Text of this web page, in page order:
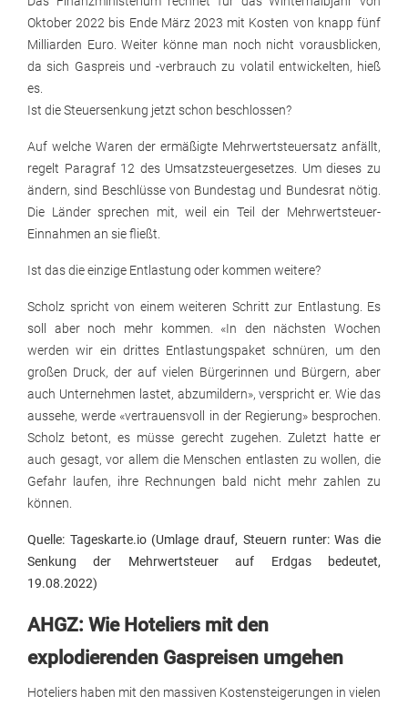
Oktober 2022 bis Ende März 2023 mit Kosten von knapp fünf
Milliarden Euro. Weiter könne man noch nicht vorausblicken,
da sich Gaspreis und -verbrauch zu volatil entwickelten, hieß
es.
Ist die Steuersenkung jetzt schon beschlossen?
Auf welche Waren der ermäßigte Mehrwertsteuersatz anfällt,
regelt Paragraf 12 des Umsatzsteuergesetzes. Um dieses zu
ändern, sind Beschlüsse von Bundestag und Bundesrat nötig.
Die Länder sprechen mit, weil ein Teil der Mehrwertsteuer-
Einnahmen an sie fließt.
Ist das die einzige Entlastung oder kommen weitere?
Scholz spricht von einem weiteren Schritt zur Entlastung. Es
soll aber noch mehr kommen. «In den nächsten Wochen
werden wir ein drittes Entlastungspaket schnüren, um den
großen Druck, der auf vielen Bürgerinnen und Bürgern, aber
auch Unternehmen lastet, abzumildern», verspricht er. Wie das
aussehe, werde «vertrauensvoll in der Regierung» besprochen.
Scholz betont, es müsse gerecht zugehen. Zuletzt hatte er
auch gesagt, vor allem die Menschen entlasten zu wollen, die
Gefahr laufen, ihre Rechnungen bald nicht mehr zahlen zu
können.
Quelle: Tageskarte.io (Umlage drauf, Steuern runter: Was die
Senkung der Mehrwertsteuer auf Erdgas bedeutet,
19.08.2022)
AHGZ: Wie Hoteliers mit den
explodierenden Gaspreisen umgehen
Hoteliers haben mit den massiven Kostensteigerungen in vielen